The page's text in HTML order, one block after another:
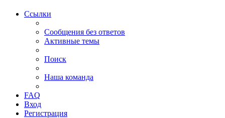
Ссылки
Сообщения без ответов
Активные темы
Поиск
Наша команда
FAQ
Вход
Регистрация